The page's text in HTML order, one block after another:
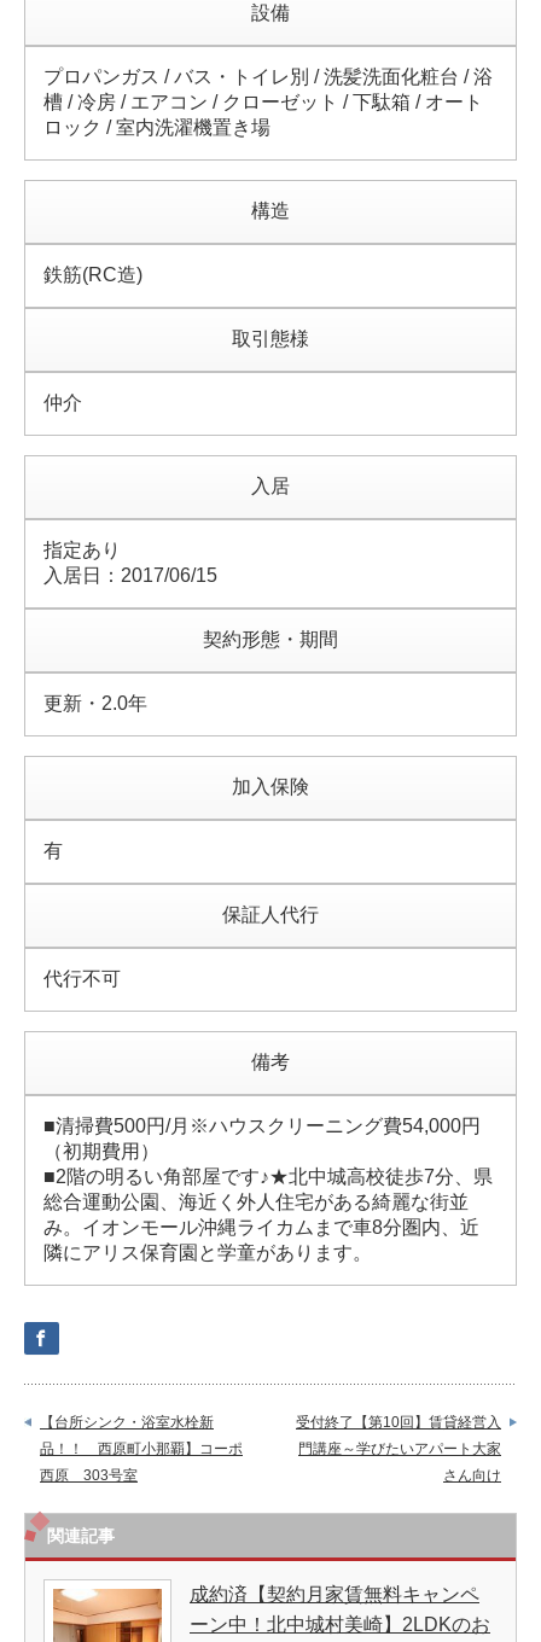
設備
プロパンガス / バス・トイレ別 / 洗髪洗面化粧台 / 浴
槽 / 冷房 / エアコン / クローゼット / 下駄箱 / オート
ロック / 室内洗濯機置き場
構造
鉄筋(RC造)
取引態様
仲介
入居
指定あり
入居日：2017/06/15
契約形態・期間
更新・2.0年
加入保険
有
保証人代行
代行不可
備考
■清掃費500円/月※ハウスクリーニング費54,000円
（初期費用）
■2階の明るい角部屋です♪★北中城高校徒歩7分、県
総合運動公園、海近く外人住宅がある綺麗な街並
み。イオンモール沖縄ライカムまで車8分圏内、近
隣にアリス保育園と学童があります。
【台所シンク・浴室水栓新
品！！ 西原町小那覇】コーポ
西原 303号室
受付終了【第10回】賃貸経営入
門講座～学びたいアパート大家
さん向け
関連記事
成約済【契約月家賃無料キャンペ
ーン中！北中城村美崎】2LDKのお